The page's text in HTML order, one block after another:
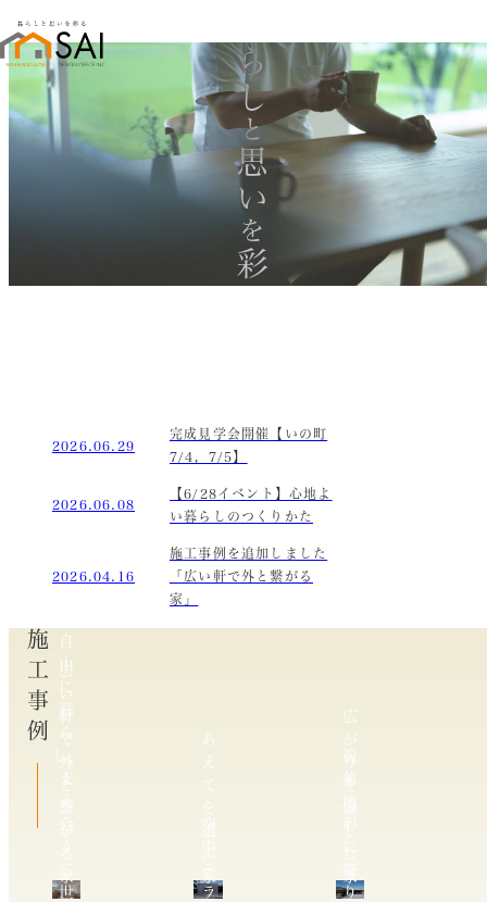
暮らし
と
思い
を
彩る
2026.06.29
完成見学会開催【いの町
7/4，7/5】
2026.06.08
【6/28イベント】心地よ
い暮らしのつくりかた
2026.04.16
施工事例を追加しました
「広い軒で外と繋がる
家」
施工事例
広
い
軒
で
外
と
繋
が
る
あ
え
て
を
選
広
が
り
を
愉
し
自
由
に
暮
ら
し、
支
え
合
う
世
空
ラ
複
雑
地
形
り